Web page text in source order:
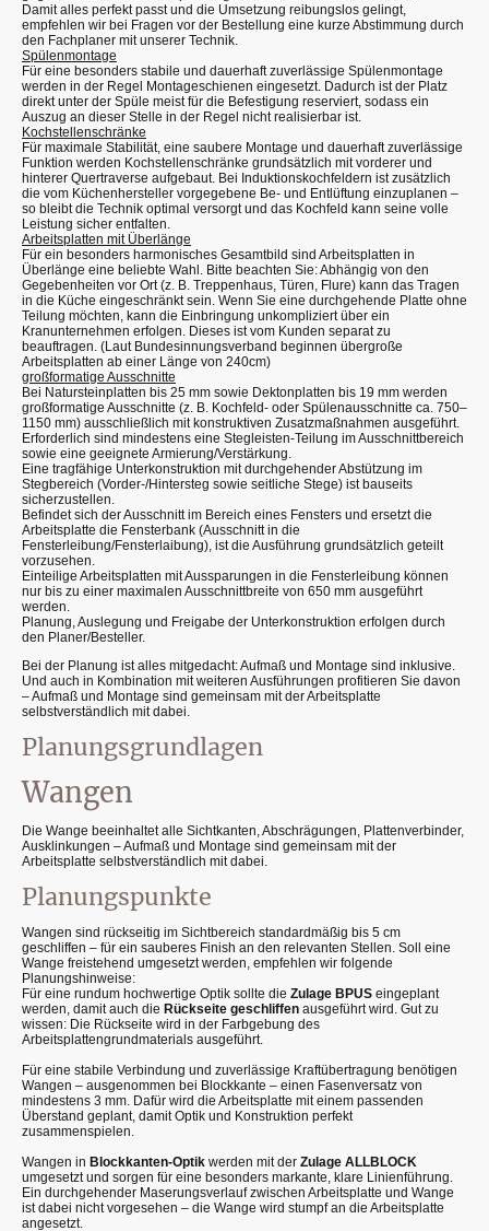
Damit alles perfekt passt und die Umsetzung reibungslos gelingt,
empfehlen wir bei Fragen vor der Bestellung eine kurze Abstimmung durch
den Fachplaner mit unserer Technik.
Spülenmontage
Für eine besonders stabile und dauerhaft zuverlässige Spülenmontage
werden in der Regel Montageschienen eingesetzt. Dadurch ist der Platz
direkt unter der Spüle meist für die Befestigung reserviert, sodass ein
Auszug an dieser Stelle in der Regel nicht realisierbar ist.
Kochstellenschränke
Für maximale Stabilität, eine saubere Montage und dauerhaft zuverlässige
Funktion werden Kochstellenschränke grundsätzlich mit vorderer und
hinterer Quertraverse aufgebaut. Bei Induktionskochfeldern ist zusätzlich
die vom Küchenhersteller vorgegebene Be- und Entlüftung einzuplanen –
so bleibt die Technik optimal versorgt und das Kochfeld kann seine volle
Leistung sicher entfalten.
Arbeitsplatten mit Überlänge
Für ein besonders harmonisches Gesamtbild sind Arbeitsplatten in
Überlänge eine beliebte Wahl. Bitte beachten Sie: Abhängig von den
Gegebenheiten vor Ort (z. B. Treppenhaus, Türen, Flure) kann das Tragen
in die Küche eingeschränkt sein. Wenn Sie eine durchgehende Platte ohne
Teilung möchten, kann die Einbringung unkompliziert über ein
Kranunternehmen erfolgen. Dieses ist vom Kunden separat zu
beauftragen. (Laut Bundesinnungsverband beginnen übergroße
Arbeitsplatten ab einer Länge von 240cm)
großformatige Ausschnitte
Bei Natursteinplatten bis 25 mm sowie Dektonplatten bis 19 mm werden
großformatige Ausschnitte (z. B. Kochfeld- oder Spülenausschnitte ca. 750–
1150 mm) ausschließlich mit konstruktiven Zusatzmaßnahmen ausgeführt.
Erforderlich sind mindestens eine Stegleisten-Teilung im Ausschnittbereich
sowie eine geeignete Armierung/Verstärkung.
Eine tragfähige Unterkonstruktion mit durchgehender Abstützung im
Stegbereich (Vorder-/Hintersteg sowie seitliche Stege) ist bauseits
sicherzustellen.
Befindet sich der Ausschnitt im Bereich eines Fensters und ersetzt die
Arbeitsplatte die Fensterbank (Ausschnitt in die
Fensterleibung/Fensterlaibung), ist die Ausführung grundsätzlich geteilt
vorzusehen.
Einteilige Arbeitsplatten mit Aussparungen in die Fensterleibung können
nur bis zu einer maximalen Ausschnittbreite von 650 mm ausgeführt
werden.
Planung, Auslegung und Freigabe der Unterkonstruktion erfolgen durch
den Planer/Besteller.
Bei der Planung ist alles mitgedacht: Aufmaß und Montage sind inklusive.
Und auch in Kombination mit weiteren Ausführungen profitieren Sie davon
– Aufmaß und Montage sind gemeinsam mit der Arbeitsplatte
selbstverständlich mit dabei.
Planungsgrundlagen
Wangen
Die Wange beeinhaltet alle Sichtkanten, Abschrägungen, Plattenverbinder,
Ausklinkungen – Aufmaß und Montage sind gemeinsam mit der
Arbeitsplatte selbstverständlich mit dabei.
Planungspunkte
Wangen sind rückseitig im Sichtbereich standardmäßig bis 5 cm
geschliffen – für ein sauberes Finish an den relevanten Stellen. Soll eine
Wange freistehend umgesetzt werden, empfehlen wir folgende
Planungshinweise:
Für eine rundum hochwertige Optik sollte die Zulage BPUS eingeplant
werden, damit auch die Rückseite geschliffen ausgeführt wird. Gut zu
wissen: Die Rückseite wird in der Farbgebung des
Arbeitsplattengrundmaterials ausgeführt.
Für eine stabile Verbindung und zuverlässige Kraftübertragung benötigen
Wangen – ausgenommen bei Blockkante – einen Fasenversatz von
mindestens 3 mm. Dafür wird die Arbeitsplatte mit einem passenden
Überstand geplant, damit Optik und Konstruktion perfekt
zusammenspielen.
Wangen in Blockkanten-Optik werden mit der Zulage ALLBLOCK
umgesetzt und sorgen für eine besonders markante, klare Linienführung.
Ein durchgehender Maserungsverlauf zwischen Arbeitsplatte und Wange
ist dabei nicht vorgesehen – die Wange wird stumpf an die Arbeitsplatte
angesetzt.